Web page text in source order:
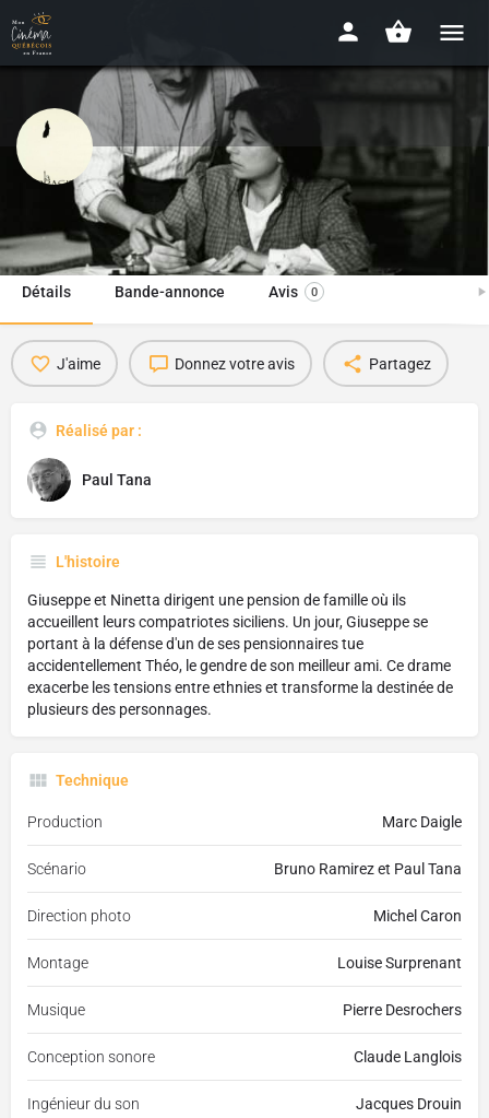
La sarrasine
1992 - 1h49min
Détails Bande-annonce Avis 0
J'aime Donnez votre avis Partagez
Réalisé par :
Paul Tana
L'histoire
Giuseppe et Ninetta dirigent une pension de famille où ils
accueillent leurs compatriotes siciliens. Un jour, Giuseppe se
portant à la défense d'un de ses pensionnaires tue
accidentellement Théo, le gendre de son meilleur ami. Ce drame
exacerbe les tensions entre ethnies et transforme la destinée de
plusieurs des personnages.
Technique
Production Marc Daigle
Scénario Bruno Ramirez et Paul Tana
Direction photo Michel Caron
Montage Louise Surprenant
Musique Pierre Desrochers
Conception sonore Claude Langlois
Ingénieur du son Jacques Drouin